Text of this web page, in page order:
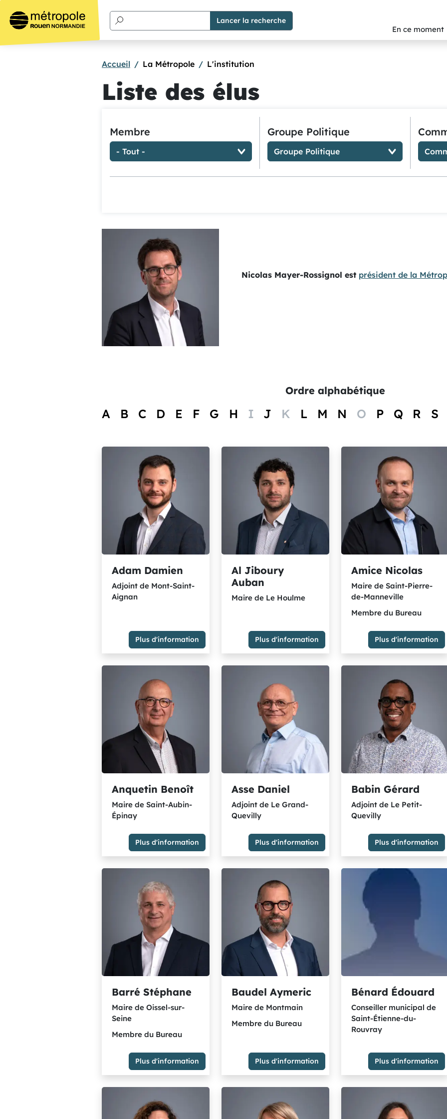
Aller au contenu principal
En ce moment
Accueil La Métropole L'institution
Liste des élus
Membre Groupe Politique
Nicolas Mayer-Rossignol est président de la
Ordre alphabétique
A B C D E F G H I J K L M N O P Q R S
Adam Damien
Adjoint de Mont-Saint-
Aignan
Plus d'information
Adjoint de Mont-Saint-
Aignan
Elus non inscrits (pas de
Al Jiboury
Auban
Maire de Le Houlme
Plus d'information
Maire de Le Houlme
élu.es écologistes et
Amice Nicolas
Maire de Saint-Pierre-
de-Manneville
Membre du Bureau
Plus d'information
Manneville
Délégation(s) : Gestion des
réseaux énergétiques,
accueil et insertion des gens
Membre du Bureau
Président du Groupe
"Ensemble petites communes
et indépendants"
Anquetin Benoît
Maire de Saint-Aubin-
Épinay
Plus d'information
métropolitaine - socialistes
et citoyens rassemblés
Asse Daniel
Adjoint de Le Grand-
Quevilly
Plus d'information
Membre du Groupe "La
Métropole en commun" les
élus communistes et citoyens
Babin Gérard
Adjoint de Le Petit-
Quevilly
Plus d'information
Membre du Groupe Majorité
métropolitaine - socialistes
et citoyens rassemblés
Barré Stéphane
Maire de Oissel-sur-
Seine
Membre du Bureau
Plus d'information
industrielles
Baudel Aymeric
Maire de Montmain
Membre du Bureau
Plus d'information
Maire de Montmain
Délégation(s) : Déploiement
proximité FILOR et Pôle de
Bénard Édouard
Conseiller municipal de
Saint-Étienne-du-
Rouvray
Plus d'information
Conseiller municipal de
Saint-Étienne-du-Rouvray
Membre du Groupe "La
Métropole en commun" les